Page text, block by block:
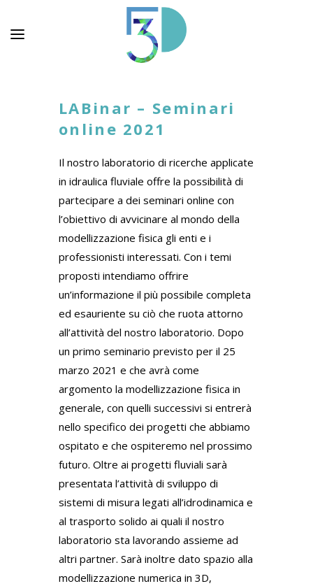
LABinar – Seminari
online 2021
Il nostro laboratorio di ricerche applicate
in idraulica fluviale offre la possibilità di
partecipare a dei seminari online con
l’obiettivo di avvicinare al mondo della
modellizzazione fisica gli enti e i
professionisti interessati. Con i temi
proposti intendiamo offrire
un’informazione il più possibile completa
ed esauriente su ciò che ruota attorno
all’attività del nostro laboratorio. Dopo
un primo seminario previsto per il 25
marzo 2021 e che avrà come
argomento la modellizzazione fisica in
generale, con quelli successivi si entrerà
nello specifico dei progetti che abbiamo
ospitato e che ospiteremo nel prossimo
futuro. Oltre ai progetti fluviali sarà
presentata l’attività di sviluppo di
sistemi di misura legati all’idrodinamica e
al trasporto solido ai quali il nostro
laboratorio sta lavorando assieme ad
altri partner. Sarà inoltre dato spazio alla
modellizzazione numerica in 3D,